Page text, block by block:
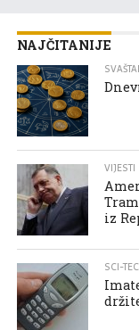
NAJČITANIJE
VIJESTI
iz
SCI-